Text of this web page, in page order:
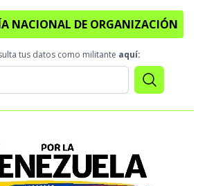
NACIONAL DE ORGANIZACIÓN
tus datos como militante aquí: